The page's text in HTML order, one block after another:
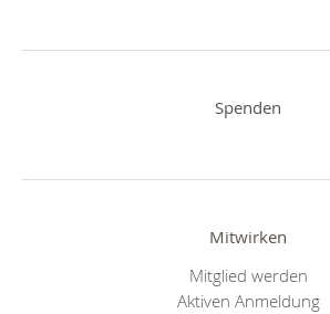
Spenden
Mitwirken
Mitglied werden
Aktiven Anmeldung